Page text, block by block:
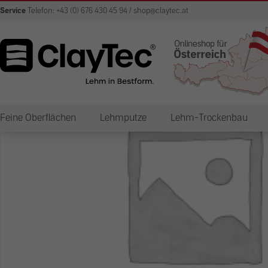
Service Telefon: +43 (0) 676 430 45 94 / shop@claytec.at
Feine Oberflächen Lehmputze Lehm-Trockenbau